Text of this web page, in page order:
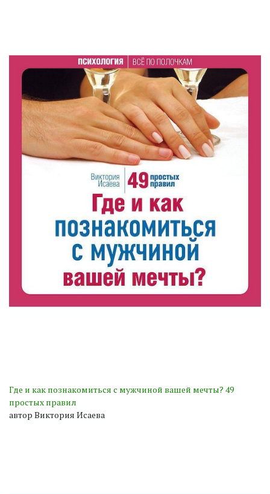
Где и как познакомиться с мужчиной вашей мечты? 49
простых правил
автор Виктория Исаева